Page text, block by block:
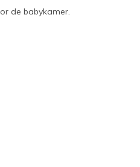
de babykamer.